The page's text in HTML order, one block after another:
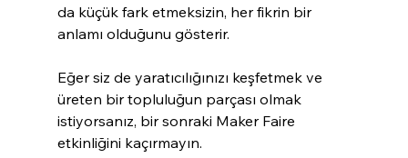
da küçük fark etmeksizin, her fikrin bir
anlamı olduğunu gösterir.
Eğer siz de yaratıcılığınızı keşfetmek ve
üreten bir topluluğun parçası olmak
istiyorsanız, bir sonraki Maker Faire
etkinliğini kaçırmayın.